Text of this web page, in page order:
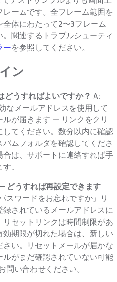
ームです。全フレーム範囲を
体にわたって2〜3フレーム
関連するトラブルシューティ
ーを参照してください。
ン
どうすればよいですか？ A:
なメールアドレスを使用して
が届きます — リンクをクリ
てください。数分以内に確認
ムフォルダを確認してくださ
は、サポートに連絡すれば手
。
どうすれば再設定できます
スワードをお忘れですか」リ
されているメールアドレスに
セットリンクは時間制限があ
期限が切れた場合は、新しい
い。リセットメールが届かな
がまだ確認されていない可能
い合わせください。